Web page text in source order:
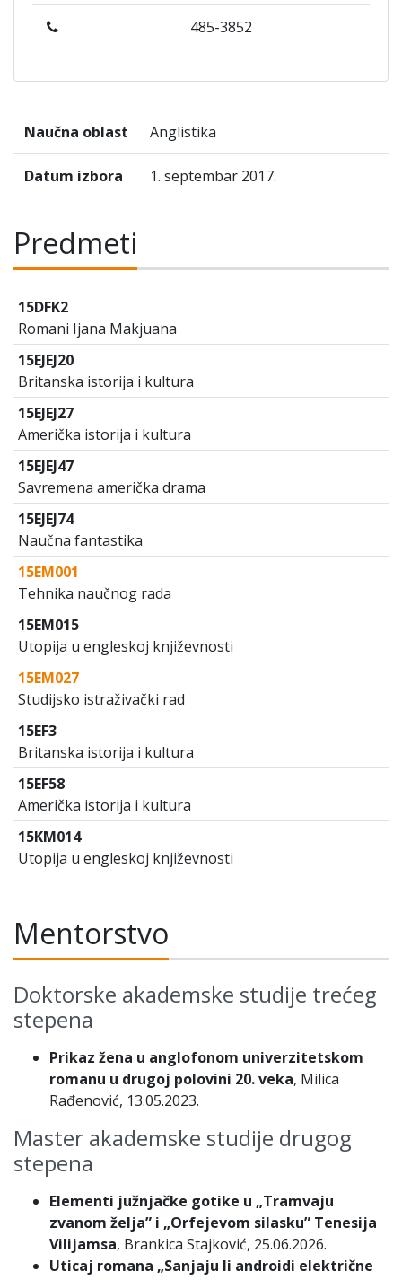
485-3852
Naučna oblast Anglistika
Datum izbora 1. septembar 2017.
Predmeti
15DFK2
Romani Ijana Makjuana
15EJEJ20
Britanska istorija i kultura
15EJEJ27
Američka istorija i kultura
15EJEJ47
Savremena američka drama
15EJEJ74
Naučna fantastika
15EM001
Tehnika naučnog rada
15EM015
Utopija u engleskoj književnosti
15EM027
Studijsko istraživački rad
15EF3
Britanska istorija i kultura
15EF58
Američka istorija i kultura
15KM014
Utopija u engleskoj književnosti
Mentorstvo
Doktorske akademske studije trećeg
stepena
Prikaz žena u anglofonom univerzitetskom
romanu u drugoj polovini 20. veka, Milica
Rađenović, 13.05.2023.
Master akademske studije drugog
stepena
Elementi južnjačke gotike u „Tramvaju
zvanom želja” i „Orfejevom silasku” Tenesija
Vilijamsa, Brankica Stajković, 25.06.2026.
Uticaj romana „Sanjaju li androidi električne